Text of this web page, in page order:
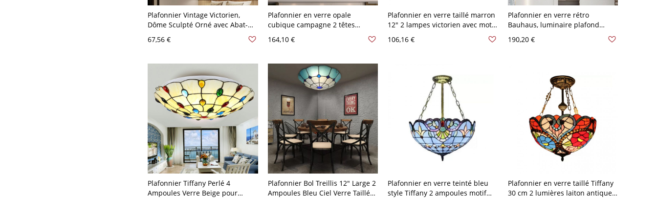
Plafonnier Vintage Victorien,
Dôme Sculpté Orné avec Abat-
27,94 cm
67,56 €
Plafonnier en verre opale
cubique campagne 2 têtes
chambre montage affleurant en
laiton
164,10 €
Plafonnier en verre taillé marron
12" 2 lampes victorien avec motif
106,16 €
Plafonnier en verre rétro
Bauhaus, luminaire plafond
brillant pour plafonds bas - 110
V-120 V Crème 31,75 cm
190,20 €
Plafonnier Tiffany Perlé 4
Ampoules Verre Beige pour
Plafonnier Bol Treillis 12" Large 2
Ampoules Bleu Ciel Verre Taillé
Plafonnier en verre teinté bleu
style Tiffany 2 ampoules motif
Plafonnier en verre taillé Tiffany
30 cm 2 lumières laiton antique